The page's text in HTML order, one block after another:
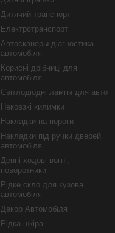
Дитячий транспорт
Електротранспорт
Автосканеры діагностика
автомобіля
Корисні дрібниці для
автомобіля
Світлодіодні лампи для авто
Нековзкі килимки
Накладки на пороги
Накладки під ручки дверей
автомобіля
Денні ходові вогні,
поворотники
Рідке скло для кузова
автомобіля
Декор Автомобіля
Рідка шкіра